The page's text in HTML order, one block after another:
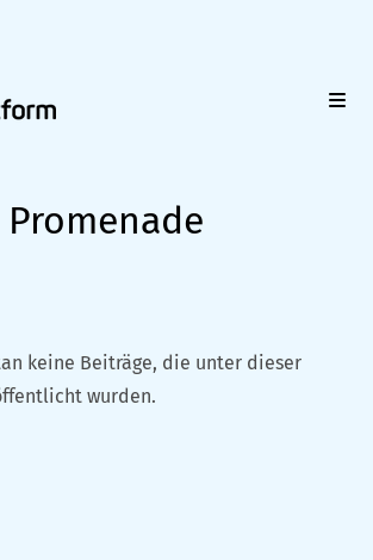
Promenade
keine Beiträge, die unter dieser
wurden.